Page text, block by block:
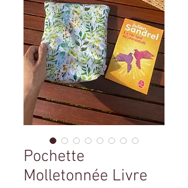
Pochette
Molletonnée Livre